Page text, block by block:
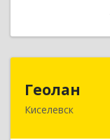
Геолан
Киселевск